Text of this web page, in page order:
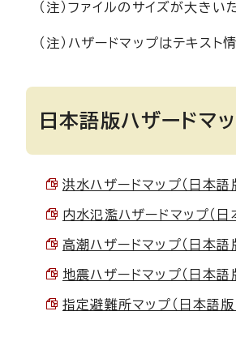
（注）ファイルのサイズが大き
（注）ハザードマップはテキスト
日本語版ハザードマ
洪水ハザードマップ（日本
内水氾濫ハザードマップ（
高潮ハザードマップ（日本
地震ハザードマップ（日本
指定避難所マップ（日本語